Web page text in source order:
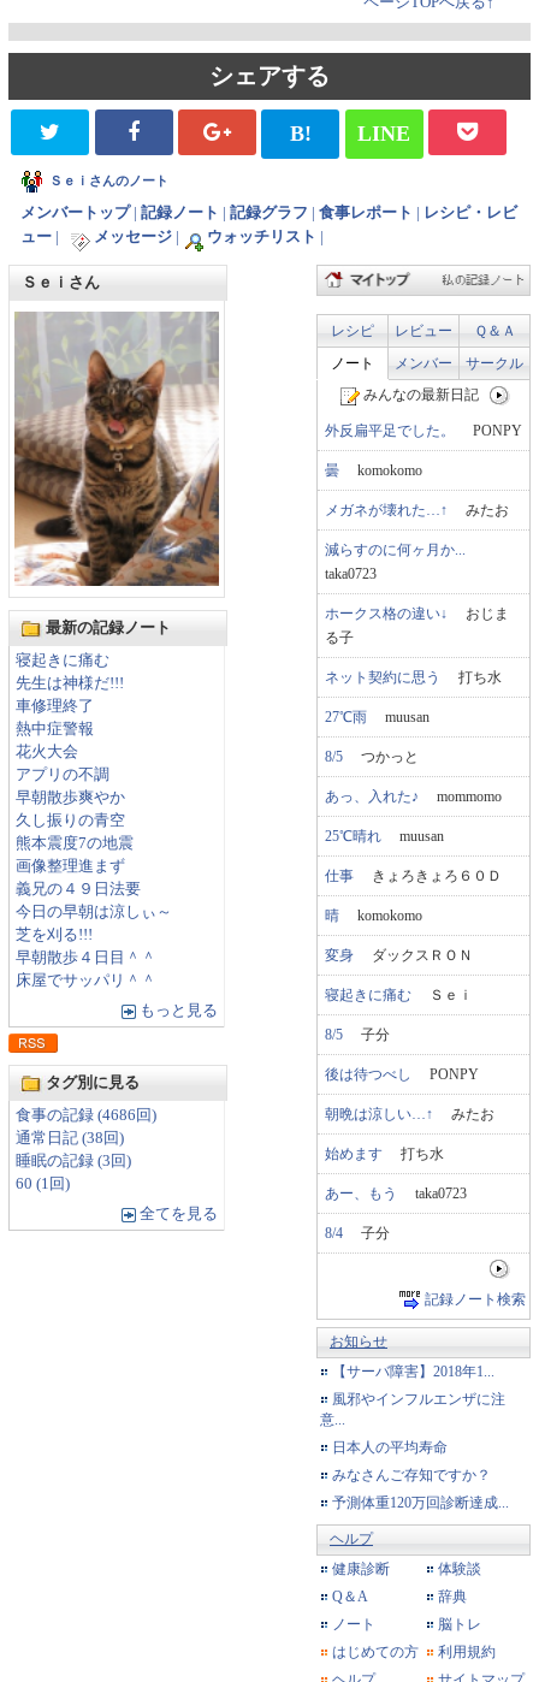
シェアする
B! LINE
Ｓｅｉさんのノート
メンバートップ| 記録ノート 記録グラフ 食事レポート
レシピ・レビ
ュー
メッセージ ウォッチリスト
Ｓｅｉさん
最新の記録ノート
寝起きに痛む
先生は神様だ!!!
車修理終了
熱中症警報
花火大会
アプリの不調
早朝散歩爽やか
久し振りの青空
熊本震度7の地震
画像整理進まず
義兄の４９日法要
今日の早朝は涼しぃ～
芝を刈る!!!
早朝散歩４日目＾＾
床屋でサッパリ＾＾
もっと見る
タグ別に見る
食事の記録 (4686回)
通常日記 (38回)
睡眠の記録 (3回)
60 (1回)
全てを見る
レシピ レビュー
Ｑ＆Ａ
ノート
メンバー
サークル
みんなの最新日記
外反扁平足でした。 PONPY
曇 komokomo
メガネが壊れた…↑ みたお
減らすのに何ヶ月か...
taka0723
ホークス格の違い↓ おじま
る子
ネット契約に思う 打ち水
27℃雨 muusan
8/5 つかっと
あっ、入れた♪ mommomo
25℃晴れ muusan
仕事 きょろきょろ６０Ｄ
晴 komokomo
変身 ダックスＲＯＮ
寝起きに痛む Ｓｅｉ
8/5 子分
後は待つべし PONPY
朝晩は涼しい…↑ みたお
始めます 打ち水
あー、もう taka0723
8/4 子分
記録ノート検索
お知らせ
【サーバ障害】2018年1...
風邪やインフルエンザに注
意...
日本人の平均寿命
みなさんご存知ですか？
予測体重120万回診断達成...
ヘルプ
健康診断
体験談
Q＆A
辞典
ノート
脳トレ
はじめての方
利用規約